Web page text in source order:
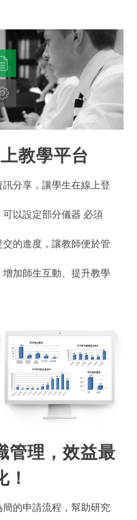
教學平台
分享，讓學生在線上登
以設定部分儀器 必須
的進度，讓教師便於管
加師生互動、提升教學
管理，效益最
！
的申請流程，幫助研究